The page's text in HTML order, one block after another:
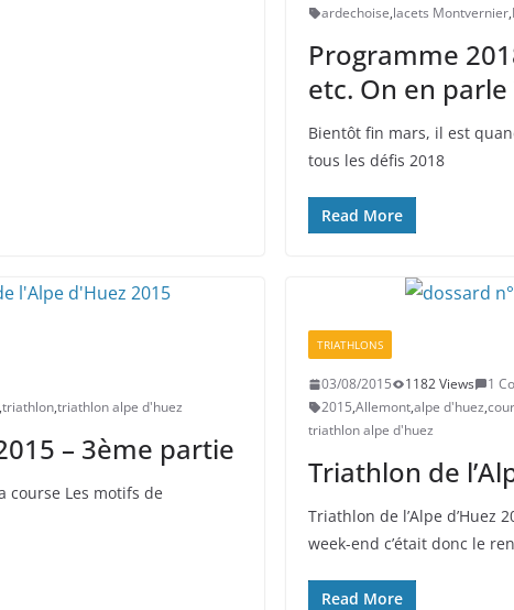
ardechoise,lacets Montvernier,
Programme
etc. On en parle
Bientôt fin mars, il est
tous les défis 2018
Read More
,triathlon,triathlon alpe d'huez
– 3ème partie
course Les motifs de
TRIATHLONS
03/08/2015 1182 Views
1
2015,Allemont,alpe d'huez,
triathlon alpe d'huez
Triathlon de
Triathlon de l’Alpe d’Huez
week-end c’était donc le
Read More